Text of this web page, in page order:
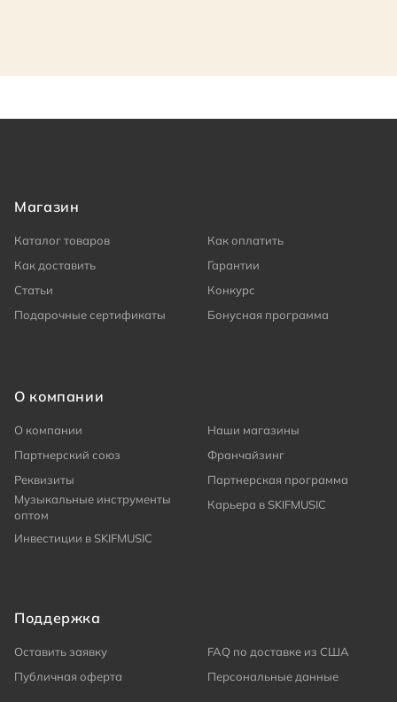
Магазин
Каталог товаров
Как оплатить
Как доставить
Гарантии
Статьи
Конкурс
Подарочные сертификаты
Бонусная программа
О компании
О компании
Наши магазины
Партнерский союз
Франчайзинг
Реквизиты
Партнерская программа
Музыкальные инструменты
оптом
Карьера в SKIFMUSIC
Инвестиции в SKIFMUSIC
Поддержка
Оставить заявку
FAQ по доставке из США
Публичная оферта
Персональные данные